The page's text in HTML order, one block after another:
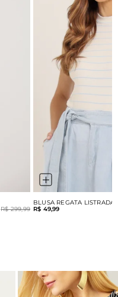
R$ 299,99
BLUSA REGATA
R$ 49,99